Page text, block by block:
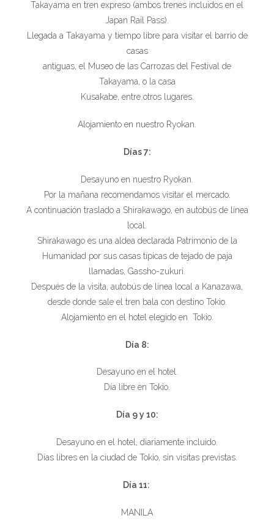
Takayama en tren expreso (ambos trenes incluidos en el
Japan Rail Pass).
Llegada a Takayama y tiempo libre para visitar el barrio de
casas
antiguas, el Museo de las Carrozas del Festival de
Takayama, o la casa
Kusakabe, entre otros lugares.
Alojamiento en nuestro Ryokan.
Días 7:
Desayuno en nuestro Ryokan.
Por la mañana recomendamos visitar el mercado.
A continuación traslado a Shirakawago, en autobús de línea
local.
Shirakawago es una aldea declarada Patrimonio de la
Humanidad por sus casas típicas de tejado de paja
llamadas, Gassho-zukuri.
Después de la visita, autobús de línea local a Kanazawa,
desde donde sale el tren bala con destino Tokio.
Alojamiento en el hotel elegido en Tokio.
Día 8:
Desayuno en el hotel.
Día libre en Tokio.
Día 9 y 10:
Desayuno en el hotel, diariamente incluido.
Días libres en la ciudad de Tokio, sin visitas previstas.
Día 11:
MANILA